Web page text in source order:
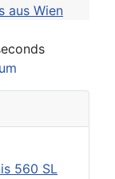
aus Wien
560 SL